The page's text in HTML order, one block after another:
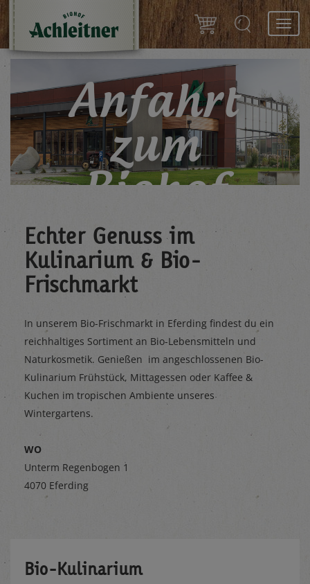
Anfahrt
zum
Biohof
Besuche uns in Eferding
Echter Genuss im
Kulinarium & Bio-
Frischmarkt
In unserem Bio-Frischmarkt in Eferding findest du ein
reichhaltiges Sortiment an Bio-Lebensmitteln und
Naturkosmetik. Genießen im angeschlossenen Bio-
Kulinarium Frühstück, Mittagessen oder Kaffee &
Kuchen im tropischen Ambiente unseres
Wintergartens.
WO
Unterm Regenbogen 1
4070 Eferding
Bio-Kulinarium